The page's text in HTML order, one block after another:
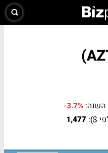
השנה: -3.7%
$):
1,477